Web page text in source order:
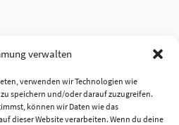
verwalten
verwenden wir Technologien wie
speichern und/oder darauf zuzugreifen.
können wir Daten wie das
dieser Website verarbeiten. Wenn du deine